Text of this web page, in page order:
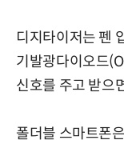
디지타이저는 펜
기발광다이오드
신호를 주고 받으
폴더블 스마트폰